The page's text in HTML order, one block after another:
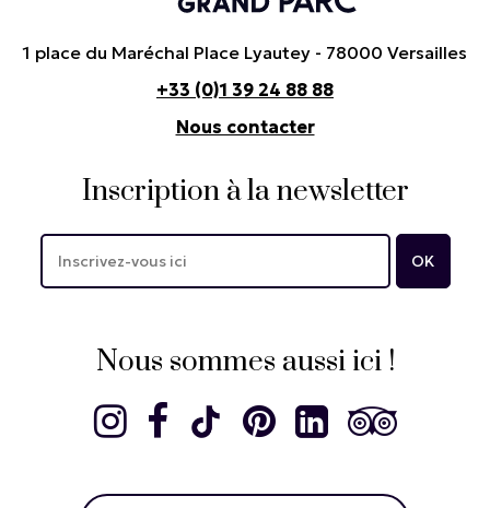
1 place du Maréchal Place Lyautey - 78000 Versailles
+33 (0)1 39 24 88 88
Nous contacter
Inscription à la newsletter
Nous sommes aussi ici !